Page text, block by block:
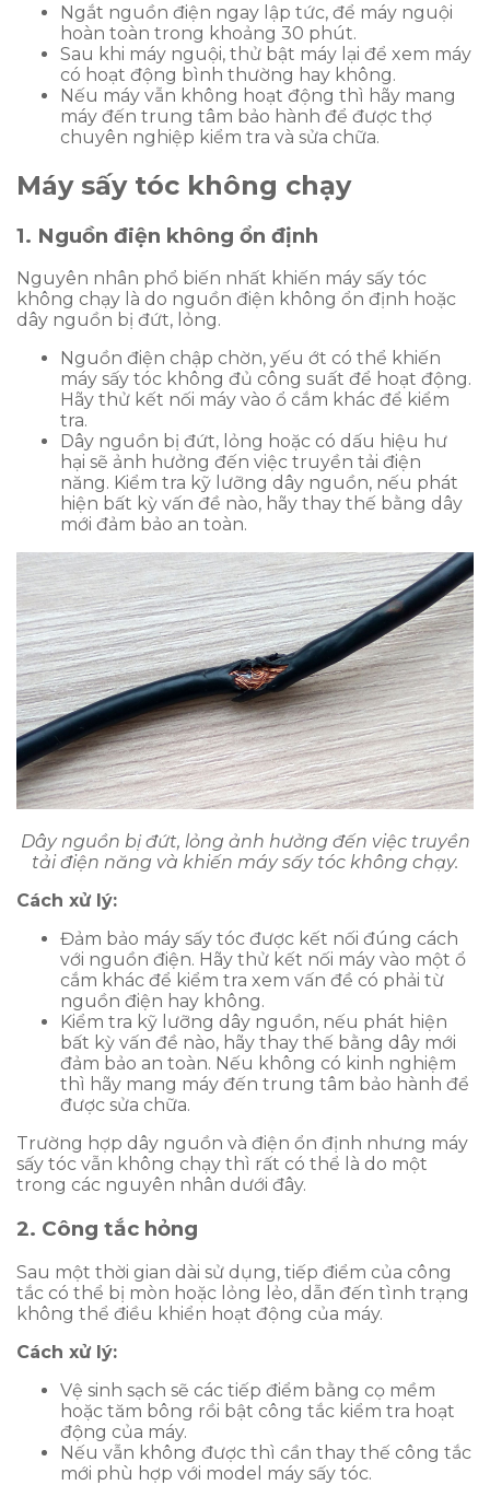
Ngắt nguồn điện ngay lập tức, để máy nguội
hoàn toàn trong khoảng 30 phút.
Sau khi máy nguội, thử bật máy lại để xem máy
có hoạt động bình thường hay không.
Nếu máy vẫn không hoạt động thì hãy mang
máy đến trung tâm bảo hành để được thợ
chuyên nghiệp kiểm tra và sửa chữa.
Máy sấy tóc không chạy
1. Nguồn điện không ổn định
Nguyên nhân phổ biến nhất khiến máy sấy tóc
không chạy là do nguồn điện không ổn định hoặc
dây nguồn bị đứt, lỏng.
Nguồn điện chập chờn, yếu ớt có thể khiến
máy sấy tóc không đủ công suất để hoạt động.
Hãy thử kết nối máy vào ổ cắm khác để kiểm
tra.
Dây nguồn bị đứt, lỏng hoặc có dấu hiệu hư
hại sẽ ảnh hưởng đến việc truyền tải điện
năng. Kiểm tra kỹ lưỡng dây nguồn, nếu phát
hiện bất kỳ vấn đề nào, hãy thay thế bằng dây
mới đảm bảo an toàn.
Dây nguồn bị đứt, lỏng ảnh hưởng đến việc truyền
tải điện năng và khiến máy sấy tóc không chạy.
Cách xử lý:
Đảm bảo máy sấy tóc được kết nối đúng cách
với nguồn điện. Hãy thử kết nối máy vào một ổ
cắm khác để kiểm tra xem vấn đề có phải từ
nguồn điện hay không.
Kiểm tra kỹ lưỡng dây nguồn, nếu phát hiện
bất kỳ vấn đề nào, hãy thay thế bằng dây mới
đảm bảo an toàn. Nếu không có kinh nghiệm
thì hãy mang máy đến trung tâm bảo hành để
được sửa chữa.
Trường hợp dây nguồn và điện ổn định nhưng máy
sấy tóc vẫn không chạy thì rất có thể là do một
trong các nguyên nhân dưới đây.
2. Công tắc hỏng
Sau một thời gian dài sử dụng, tiếp điểm của công
tắc có thể bị mòn hoặc lỏng lẻo, dẫn đến tình trạng
không thể điều khiển hoạt động của máy.
Cách xử lý:
Vệ sinh sạch sẽ các tiếp điểm bằng cọ mềm
hoặc tăm bông rồi bật công tắc kiểm tra hoạt
động của máy.
Nếu vẫn không được thì cần thay thế công tắc
mới phù hợp với model máy sấy tóc.